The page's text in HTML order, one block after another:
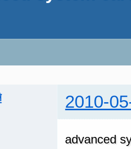
2010-
advanced